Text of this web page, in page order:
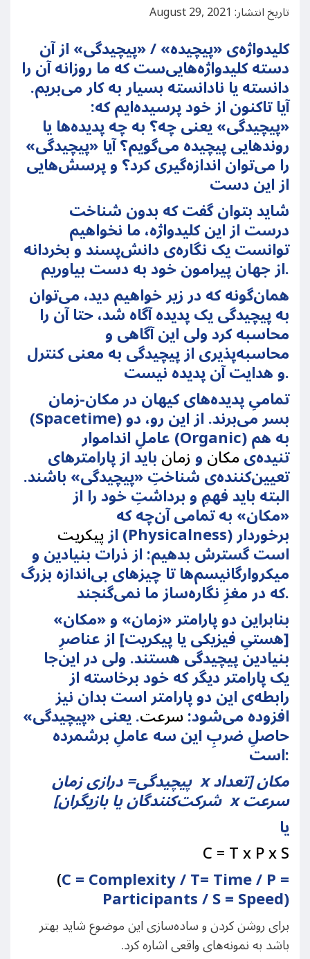
تاریخ انتشار: August 29, 2021
کلیدواژه‌ی «پیچیده» / «پیچیدگی» از آن
دسته کلیدواژه‌هایی‌ست که ما روزانه آن را
دانسته یا نادانسته بسیار به کار می‌بریم.
آیا تاکنون از خود پرسیده‌ایم که:
«پیچیدگی» یعنی چه؟ به چه پدیده‌ها یا
روندهایی پیچیده می‌گویم؟ آیا «پیچیدگی»
را می‌توان اندازه‌گیری کرد؟ و پرسش‌هایی
از این دست
شاید بتوان گفت که بدون شناخت
درست از این کلیدواژه، ما نخواهیم
توانست یک نگاره‌ی دانش‌پسند و بخردانه
از جهان پیرامون خود به دست بیاوریم.
همان‌گونه که در زیر خواهیم دید، می‌توان
به پیچیدگی یک پدیده آگاه شد، حتا آن را
محاسبه کرد ولی این آگاهی و
محاسبه‌پذیری از پیچیدگی به معنی کنترل
و هدایت آن پدیده نیست.
تمامیِ پدیده‌های کیهان در مکان-زمان
(Spacetime) بسر می‌برند. از این رو، دو
عاملِ انداموار (Organic) به هم
تنیده‌یمکانوزمانباید از پارامترهای
تعیین‌کننده‌ی شناختِ «پیچیدگی» باشند.
البته باید فهمِ و برداشتِ خود را از
«مکان» به تمامی آن‌چه که
ازپیکریت (Physicalness) برخوردار
است گسترش بدهیم: از ذرات بنیادین و
میکروارگانیسم‌ها تا چیزهای بی‌اندازه بزرگ
که در مغزِ نگاره‌ساز ما نمی‌گنجند.
بنابراین دو پارامتر «زمان» و «مکان»
[هستیِ فیزیکی یا پیکریت] از عناصرِ
بنیادین پیچیدگی هستند. ولی در این‌جا
یک پارامتر دیگر که خود برخاسته از
رابطه‌ی این دو پارامتر است بدان نیز
افزوده می‌شود:سرعت. یعنی «پیچیدگی»
حاصلِ ضربِ این سه عاملِ برشمرده
است:
پیچیدگی= درازی زمان xمکان [تعداد
شرکت‌کنندگان یا بازیگران] xسرعت
یا
C = T x P x S
(C = Complexity / T= Time / P =
Participants / S = Speed)
برای روشن کردن و ساده‌سازی این موضوع شاید بهتر
باشد به نمونه‌های واقعی اشاره کرد.